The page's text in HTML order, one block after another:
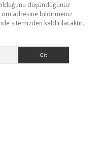
düşündüğünüz
adresine bildirmeniz
sitemizden kaldırılacaktır.